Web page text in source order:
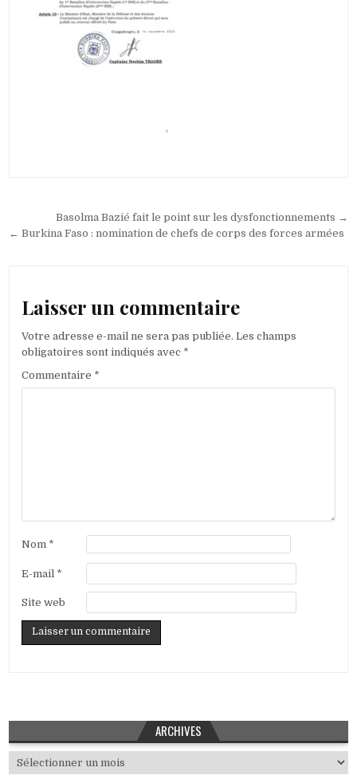
Navigation
de
Basolma Bazié fait le point sur les dysfonctionnements →
← Burkina Faso : nomination de chefs de corps des forces armées
Laisser un commentaire
Votre adresse e-mail ne sera pas publiée. Les champs
obligatoires sont indiqués avec *
Commentaire *
Nom *
E-mail *
Site web
ARCHIVES
Archives